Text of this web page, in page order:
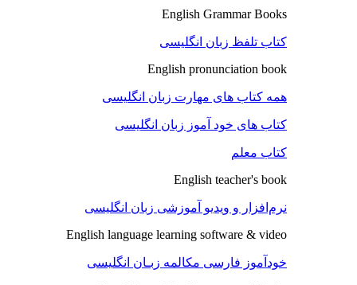
English Grammar Books
کتاب تلفظ زبان انگلیسی
English pronunciation book
همه کتاب های مهارت زبان انگلیسی
کتاب های خود آموز زبان انگلیسی
کتاب معلم
English teacher's book
نرم‌افزار و ویدیو آموزشی زبان انگلیسی
English language learning software & video
خودآموز فارسی مکالمه زبـان انگلیسی